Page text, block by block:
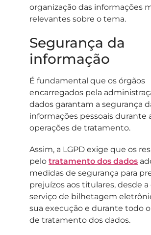
organização das informações
relevantes sobre o tema.
Segurança da
informação
É fundamental que os órgãos
encarregados pela
dados garantam a segurança
informações pessoais durante
operações de tratamento.
Assim, a LGPD exige que os
pelo tratamento dos dados
medidas de segurança para
prejuízos aos titulares, desde a
serviço de bilhetagem
sua execução e durante todo
de tratamento dos dados.